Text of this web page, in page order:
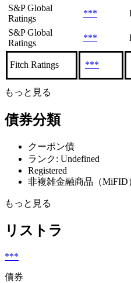
S&P Global
Ratings
***
S&P Global
Ratings
***
Fitch Ratings ***
もっと見る
債券分類
クーポン債
ランク: Undefined
Registered
非複雑金融商品（MiFID
もっと見る
リストラ
***
債券